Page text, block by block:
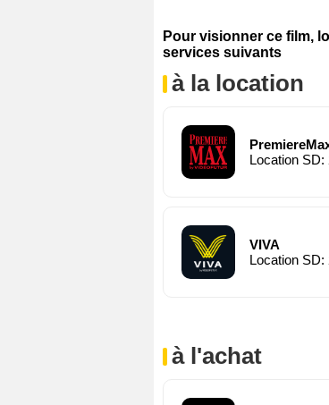
Pour visionner ce film,
services suivants
à la location
Location SD:
VIVA
Location SD:
à l'achat